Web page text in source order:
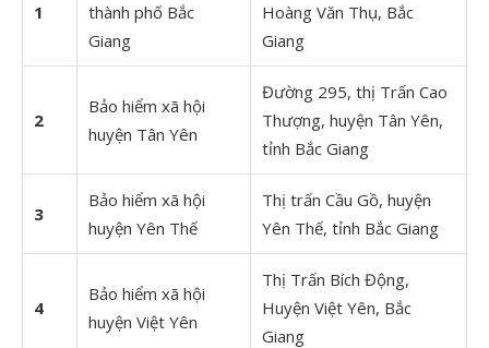
1
thành phố Bắc
Giang
Hoàng Văn Thụ, Bắc
Giang
2
Bảo hiểm xã hội
huyện Tân Yên
Đường 295, thị Trấn Cao
Thượng, huyện Tân Yên,
tỉnh Bắc Giang
3
Bảo hiểm xã hội
huyện Yên Thế
Thị trấn Cầu Gồ, huyện
Yên Thế, tỉnh Bắc Giang
4
Bảo hiểm xã hội
huyện Việt Yên
Thị Trấn Bích Động,
Huyện Việt Yên, Bắc
Giang